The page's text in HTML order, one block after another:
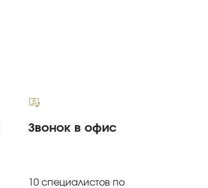
Звонок в офис
10 специалистов по